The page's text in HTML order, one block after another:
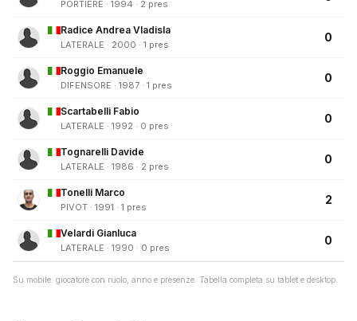
PORTIERE · 1994 · 2 pres
Radice Andrea Vladisla
LATERALE · 2000 · 1 pres
0
Roggio Emanuele
DIFENSORE · 1987 · 1 pres
0
Scartabelli Fabio
LATERALE · 1992 · 0 pres
0
Tognarelli Davide
LATERALE · 1986 · 2 pres
0
Tonelli Marco
PIVOT · 1991 · 1 pres
2
Velardi Gianluca
LATERALE · 1990 · 0 pres
0
Su mobile: giocatore con ruolo, anno e presenze. Tabella completa su tablet e desktop.